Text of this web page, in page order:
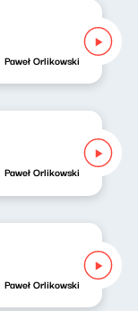
Paweł Orlikowski
Paweł Orlikowski
Paweł Orlikowski